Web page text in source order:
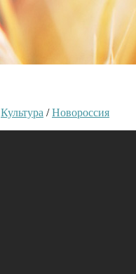
Культура /Новороссия